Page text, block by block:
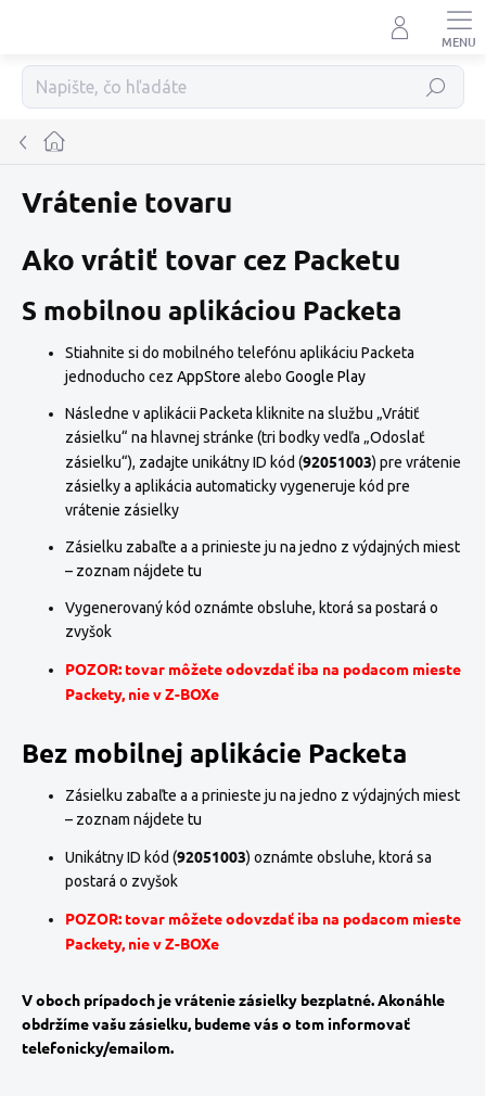
Hľadať
Domov
Vrátenie tovaru
Ako vrátiť tovar cez Packetu
S mobilnou aplikáciou Packeta
Stiahnite si do mobilného telefónu aplikáciu Packeta
jednoducho cez AppStore alebo Google Play
Následne v aplikácii Packeta kliknite na službu „Vrátiť
zásielku“ na hlavnej stránke (tri bodky vedľa „Odoslať
zásielku“), zadajte unikátny ID kód (92051003) pre vrátenie
zásielky a aplikácia automaticky vygeneruje kód pre
vrátenie zásielky
Zásielku zabaľte a a prinieste ju na jedno z výdajných miest
– zoznam nájdete tu
Vygenerovaný kód oznámte obsluhe, ktorá sa postará o
zvyšok
POZOR: tovar môžete odovzdať iba na podacom mieste
Packety, nie v Z-BOXe
Bez mobilnej aplikácie Packeta
Zásielku zabaľte a a prinieste ju na jedno z výdajných miest
– zoznam nájdete tu
Unikátny ID kód (92051003) oznámte obsluhe, ktorá sa
postará o zvyšok
POZOR: tovar môžete odovzdať iba na podacom mieste
Packety, nie v Z-BOXe
V oboch prípadoch je vrátenie zásielky bezplatné. Akonáhle
obdržíme vašu zásielku, budeme vás o tom informovať
telefonicky/emailom.